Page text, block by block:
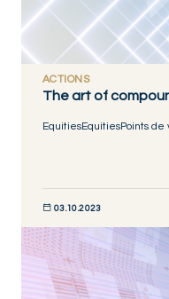
ACTIONS
The art of
EquitiesEquitiesPoints de
03.10.2023
DISCOVER NOW